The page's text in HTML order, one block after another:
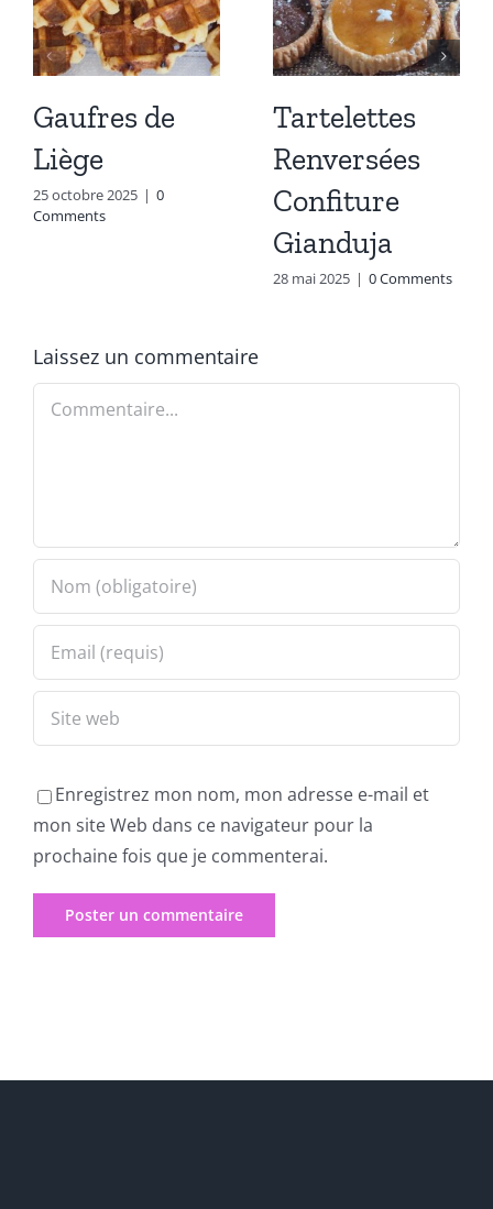
Gaufres de
Liège
25 octobre 2025 | 0
Comments
Tartelettes
Renversées
Confiture
Gianduja
28 mai 2025 | 0 Comments
Laissez un commentaire
Commentaire
Enregistrez mon nom, mon adresse e-mail et
mon site Web dans ce navigateur pour la
prochaine fois que je commenterai.